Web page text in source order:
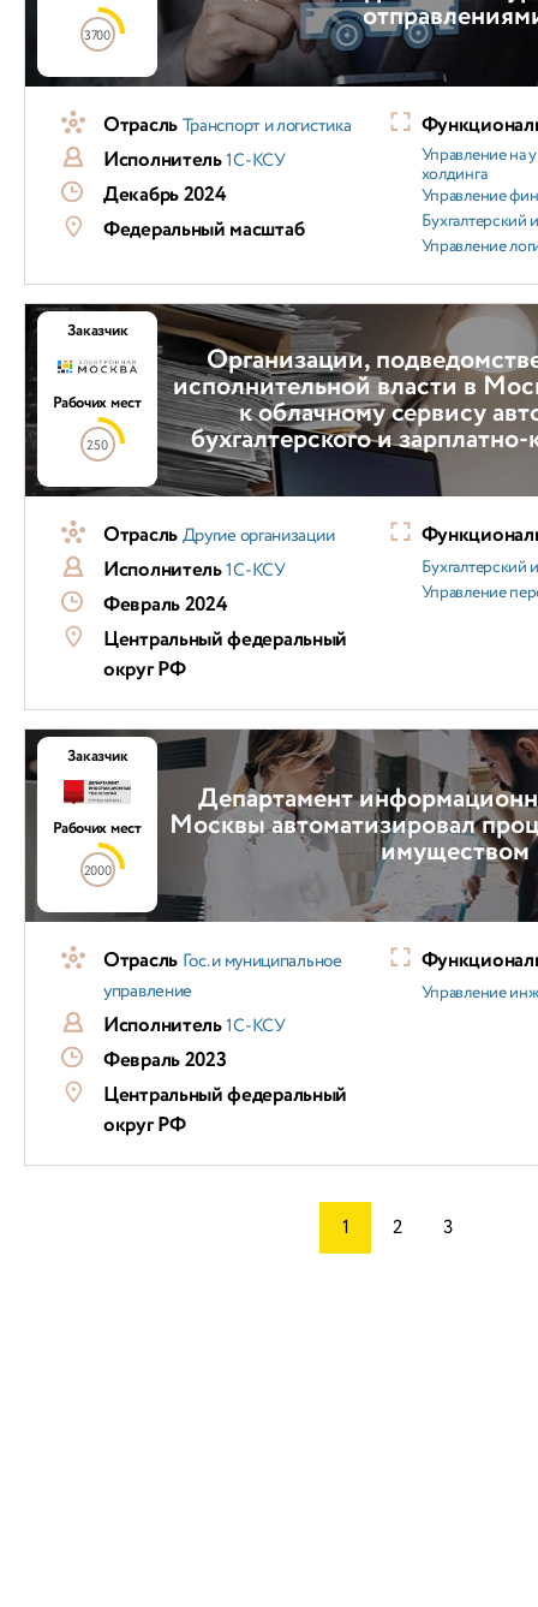
3700
ОтрасльТранспорт и логистика
Исполнитель1С-КСУ
Декабрь 2024
Федеральный масштаб
Управление на
холдинга
Управление
Бухгалтерский
Управление
Организации,
исполнительной власти в
к облачному сервису
бухгалтерского и
Заказчик
Рабочих мест
250
ОтрасльДругие организации
Исполнитель1С-КСУ
Февраль 2024
Центральный федеральный
округ РФ
Бухгалтерский
Управление
Департамент
Москвы автоматизировал
имуществом
Заказчик
Рабочих мест
2000
Отрасль Гос. и муниципальное
управление
Исполнитель1С-КСУ
Февраль 2023
Центральный федеральный
округ РФ
Управление
1 2 3